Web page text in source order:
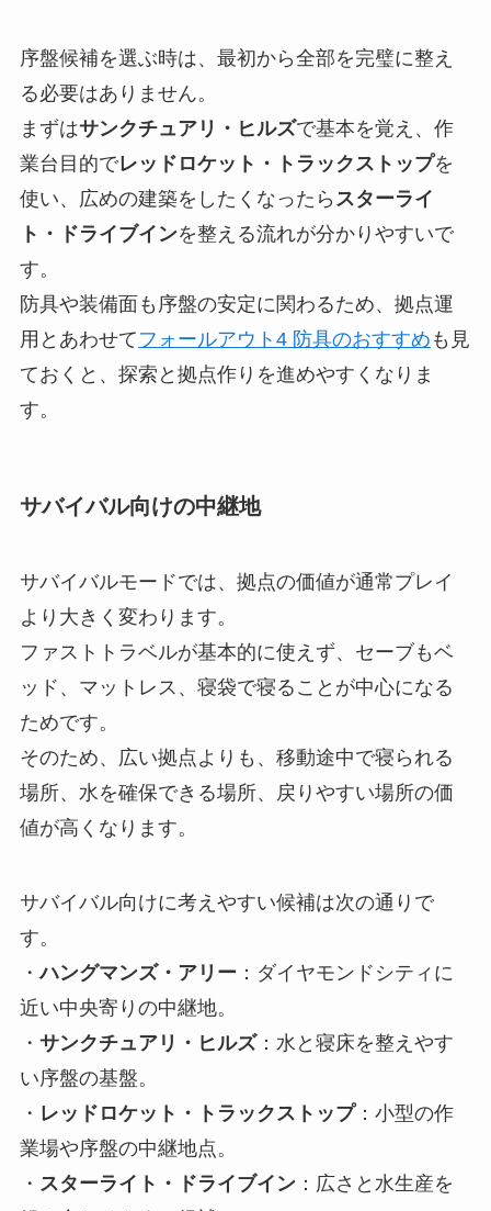
序盤候補を選ぶ時は、最初から全部を完璧に整え
る必要はありません。
まずはサンクチュアリ・ヒルズで基本を覚え、作
業台目的でレッドロケット・トラックストップを
使い、広めの建築をしたくなったら スターライ
ト・ドライブインを整える流れが分かりやすいで
す。
防具や装備面も序盤の安定に関わるため、拠点運
用とあわせて フォールアウト4 防具のおすすめ も見
ておくと、探索と拠点作りを進めやすくなりま
す。
サバイバル向けの中継地
サバイバルモードでは、拠点の価値が通常プレイ
より大きく変わります。
ファストトラベルが基本的に使えず、セーブもベ
ッド、マットレス、寝袋で寝ることが中心になる
ためです。
そのため、広い拠点よりも、移動途中で寝られる
場所、水を確保できる場所、戻りやすい場所の価
値が高くなります。
サバイバル向けに考えやすい候補は次の通りで
す。
・ハングマンズ・アリー ：ダイヤモンドシティに
近い中央寄りの中継地。
・ サンクチュアリ・ヒルズ：水と寝床を整えやす
い序盤の基盤。
・ レッドロケット・トラックストップ：小型の作
業場や序盤の中継地点。
・ スターライト・ドライブイン：広さと水生産を